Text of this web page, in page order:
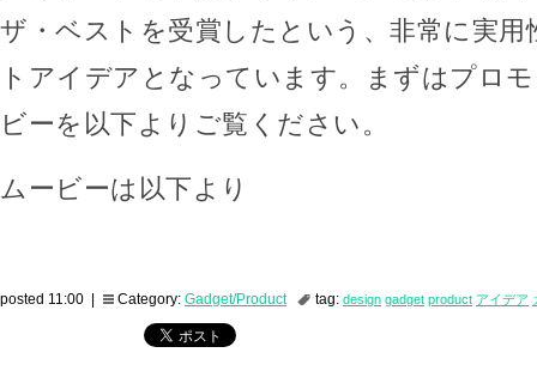
ザ・ベストを受賞したという、非常に実
トアイデアとなっています。まずはプロ
ビーを以下よりご覧ください。
ムービーは以下より
posted 11:00 | Category: Gadget/Product tag: design gadget product アイデア